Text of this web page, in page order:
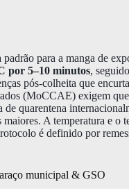
para a manga de
por 5–10 minutos,
pós-colheita que
(MoCCAE) exigem
quarentena
A temperatura e o
é definido por
municipal & GSO